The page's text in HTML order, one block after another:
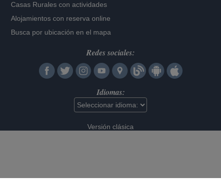
Casas Rurales con actividades
Alojamientos con reserva online
Busca por ubicación en el mapa
Redes sociales:
Idiomas:
Versión clásica